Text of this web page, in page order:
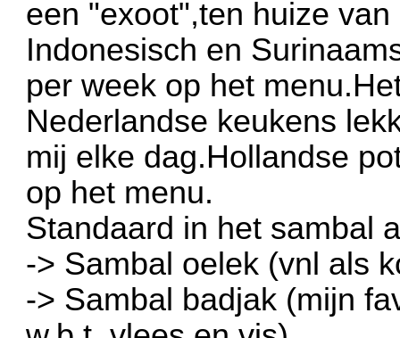
een "exoot",ten huize
Indonesisch en
per week op het
Nederlandse keukens
mij elke dag.Hollandse
op het menu.
Standaard in het sambal
-> Sambal oelek (vnl als
-> Sambal badjak (mijn